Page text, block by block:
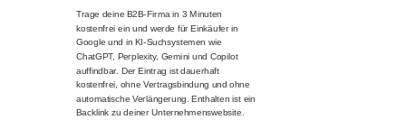
Trage deine B2B-Firma in 3 Minuten
kostenfrei ein und werde für Einkäufer in
Google und in KI-Suchsystemen wie
ChatGPT, Perplexity, Gemini und Copilot
auffindbar. Der Eintrag ist dauerhaft
kostenfrei, ohne Vertragsbindung und ohne
automatische Verlängerung. Enthalten ist ein
Backlink zu deiner Unternehmenswebsite.